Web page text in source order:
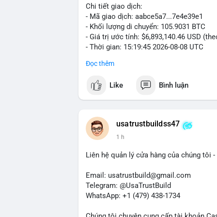
Chi tiết giao dịch:
- Mã giao dịch: aabce5a7...7e4e39e1
- Khối lượng di chuyển: 105.9031 BTC
- Giá trị ước tính: $6,893,140.46 USD
- Thời gian: 15:19:45 2026-08-08 UTC
Nhận định phân tích:
nhất cho thấy dấu hiệu của một tổ
lượng này đủ lớn để gây biến động giá
dịch, áp lực bán ngắn hạn có thể hình
năng cao là hành động tích lũy dài hạn.
động lớn, do vậy động thái này cần
Lời khuyên:
sàn lớn thay vì phản ứng theo cảm xúc.
giao dịch.
Đọc thêm
Like Bình luận
usatrustbuildss47
1 h
Liên hệ quản lý cửa hàng của chúng tôi
Email: usatrustbuild@gmail.com
Telegram: @UsaTrustBuild
WhatsApp: +1 (479) 438-1734